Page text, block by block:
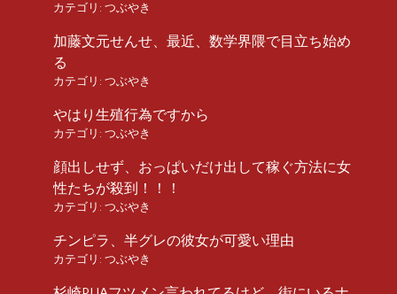
カテゴリ: つぶやき
加藤文元せんせ、最近、数学界隈で目立ち始め
る
カテゴリ: つぶやき
やはり生殖行為ですから
カテゴリ: つぶやき
顔出しせず、おっぱいだけ出して稼ぐ方法に女
性たちが殺到！！！
カテゴリ: つぶやき
チンピラ、半グレの彼女が可愛い理由
カテゴリ: つぶやき